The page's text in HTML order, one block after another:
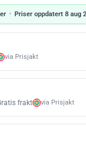
• Priser oppdatert 8 aug
via Prisjakt
frakt via Prisjakt